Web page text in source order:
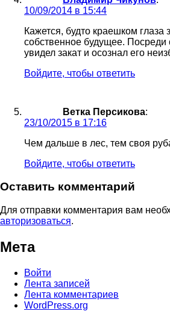
10/09/2014 в 15:44
Кажется, будто краешком глаза
собственное будущее. Посреди
увидел закат и осознал его
Войдите, чтобы ответить
Ветка Персикова:
23/10/2015 в 17:16
Чем дальше в лес, тем своя
Войдите, чтобы ответить
Оставить комментарий
Для отправки комментария вам
авторизоваться.
Мета
Войти
Лента записей
Лента комментариев
WordPress.org